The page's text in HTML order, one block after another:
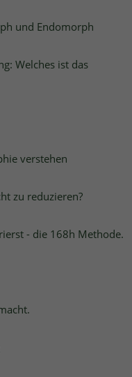
und Endomorph
Welches ist das
verstehen
zu reduzieren?
- die 168h Methode.